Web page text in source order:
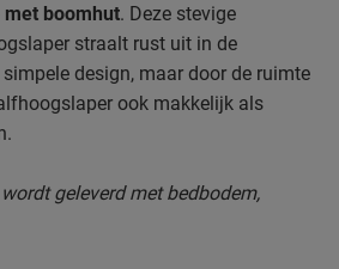
boomhut. Deze stevige
straalt rust uit in de
design, maar door de ruimte
ook makkelijk als
geleverd met bedbodem,